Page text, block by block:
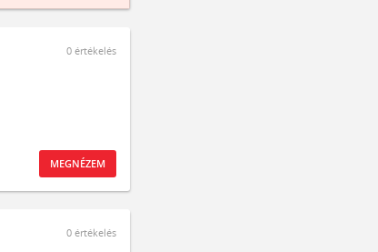
0 értékelés
MEGNÉZEM
0 értékelés